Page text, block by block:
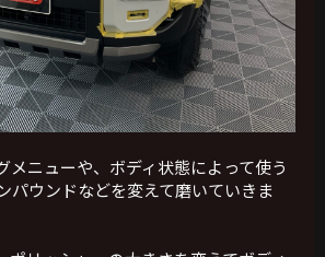
メニューや、ボディ状態によって使う
パウンドなどを変えて磨いていきま